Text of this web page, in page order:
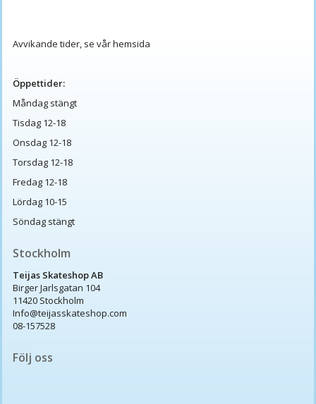
Avvikande tider, se vår hemsida
Öppettider:
Måndag stängt
Tisdag 12-18
Onsdag 12-18
Torsdag 12-18
Fredag 12-18
Lördag 10-15
Söndag stängt
Stockholm
Teijas Skateshop AB
Birger Jarlsgatan 104
11420 Stockholm
Info@teijasskateshop.com
08-157528
Följ oss